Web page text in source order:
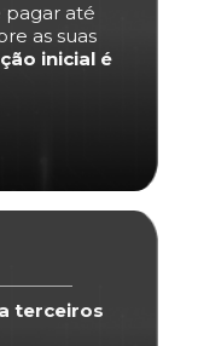
pagar até
as suas
inicial é
terceiros